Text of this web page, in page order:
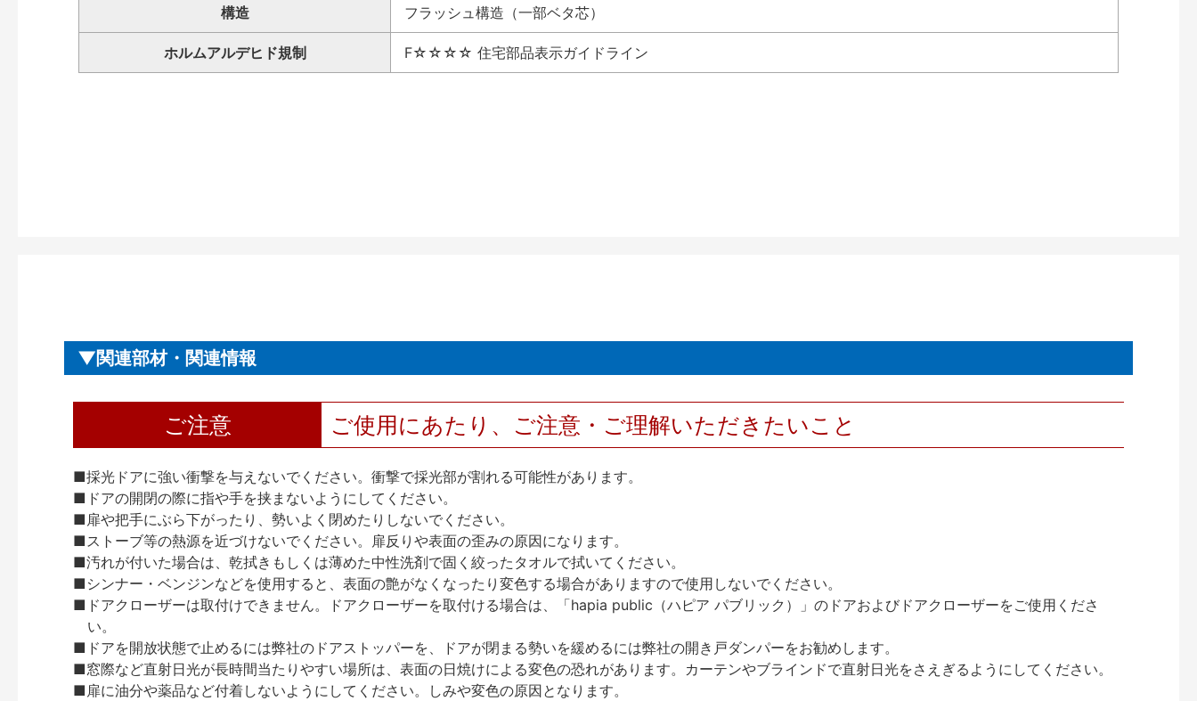
構造 フラッシュ構造（一部ベタ芯）
ホルムアルデヒド規制 F☆☆☆☆ 住宅部品表示ガイドライン
関連部材・関連情報
ご注意 ご使用にあたり、ご注意・ご理解いただきたいこと
■採光ドアに強い衝撃を与えないでください。衝撃で採光部が割れる可能性があります。
■ドアの開閉の際に指や手を挟まないようにしてください。
■扉や把手にぶら下がったり、勢いよく閉めたりしないでください。
■ストーブ等の熱源を近づけないでください。扉反りや表面の歪みの原因になります。
■汚れが付いた場合は、乾拭きもしくは薄めた中性洗剤で固く絞ったタオルで拭いてください。
■シンナー・ベンジンなどを使用すると、表面の艶がなくなったり変色する場合がありますので使用しないでください。
■ドアクローザーは取付けできません。ドアクローザーを取付ける場合は、「hapia public（ハピア パブリック）」のドアおよびドアクローザーをご使用くださ
い。
■ドアを開放状態で止めるには弊社のドアストッパーを、ドアが閉まる勢いを緩めるには弊社の開き戸ダンパーをお勧めします。
■窓際など直射日光が長時間当たりやすい場所は、表面の日焼けによる変色の恐れがあります。カーテンやブラインドで直射日光をさえぎるようにしてください。
■扉に油分や薬品など付着しないようにしてください。しみや変色の原因となります。